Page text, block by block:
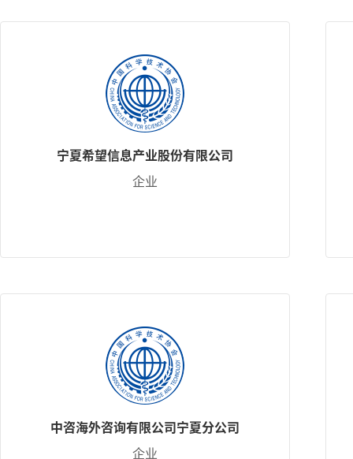
宁夏希望信息产业股份有限公司
企业
中咨海外咨询有限公司宁夏分公司
企业